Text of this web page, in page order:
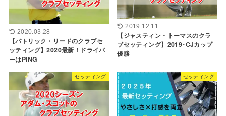
2020.03.28
【パトリック・リードのクラブセ
ッティング】2020最新！ドライバ
ーはPING
2019.12.11
【ジャスティン・トーマスのクラ
ブセッティング】2019･CJカップ
優勝
セッティング セッティング